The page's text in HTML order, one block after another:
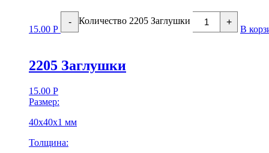
15.00 Р
- Количество 2205 Заглушки +
В
2205 Заглушки
15.00 Р
Размер:
40х40х1 мм
Толщина: